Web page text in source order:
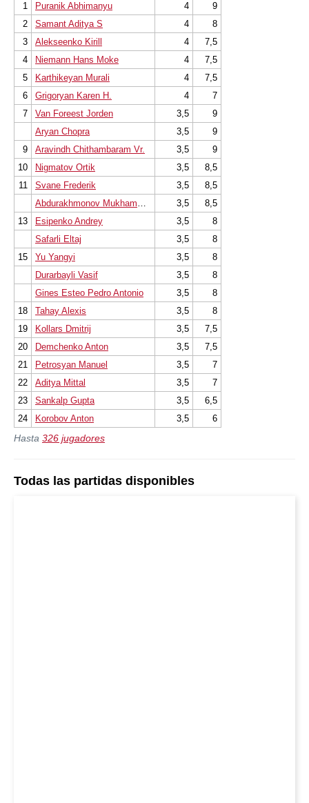
1
Puranik Abhimanyu 4
9
2
Samant Aditya S 4
8
3
Alekseenko Kirill 4
7,5
4
Niemann Hans Moke 4
7,5
5
Karthikeyan Murali 4
7,5
6
Grigoryan Karen H. 4
7
7
Van Foreest Jorden 3,5
9
Aryan Chopra
3,5
9
9
Aravindh Chithambaram Vr. 3,5
9
10
Nigmatov Ortik 3,5
8,5
11
Svane Frederik 3,5
8,5
Abdurakhmonov Mukhammadali
3,5
8,5
13
Esipenko Andrey 3,5
8
Safarli Eltaj
3,5
8
15
Yu Yangyi 3,5
8
Durarbayli Vasif
3,5
8
Gines Esteo Pedro Antonio
3,5
8
18
Tahay Alexis 3,5
8
19
Kollars Dmitrij 3,5
7,5
20
Demchenko Anton 3,5
7,5
21
Petrosyan Manuel 3,5
7
22
Aditya Mittal 3,5
7
23
Sankalp Gupta 3,5
6,5
24
Korobov Anton 3,5 6
Hasta 326 jugadores
Todas las partidas disponibles